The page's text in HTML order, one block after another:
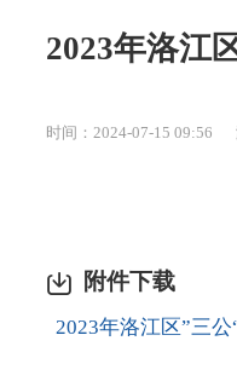
2023年洛江
时间：2024-07-15 09:56
附件下载
2023年洛江区”三